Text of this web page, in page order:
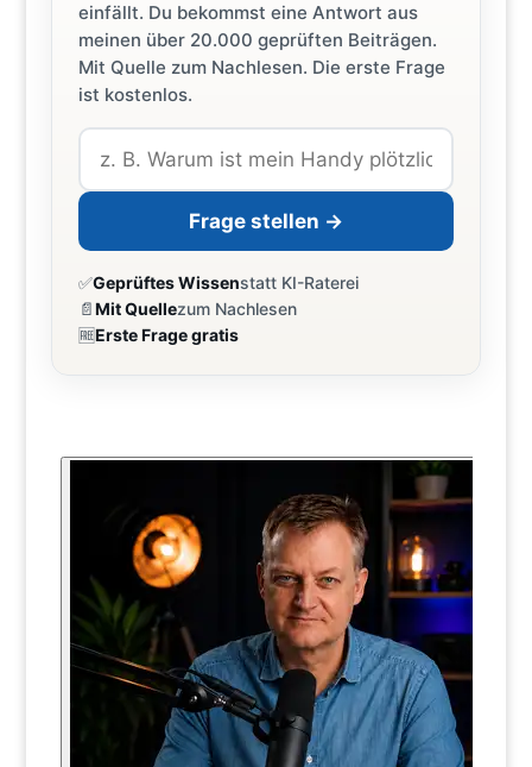
einfällt. Du bekommst eine Antwort aus
meinen über 20.000 geprüften Beiträgen.
Mit Quelle zum Nachlesen. Die erste Frage
ist kostenlos.
Frage stellen →
✅Geprüftes Wissenstatt KI-Raterei
📄Mit Quellezum Nachlesen
🆓Erste Frage gratis